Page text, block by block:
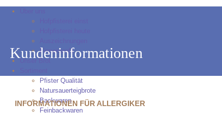
Firmenprofil
Pfister Qualität
Natursauerteigbrote
Backwaren
Feinbackwaren
Kundeninformationen
INFORMATIONEN FÜR ALLERGIKER